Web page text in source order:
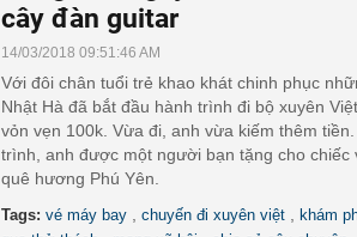
cây đàn guitar
14/03/2018 09:51:46 AM
Với đôi chân tuổi trẻ khao khát chinh phục
Nhật Hà đã bắt đầu hành trình đi bộ xuyên
vỏn vẹn 100k. Vừa đi, anh vừa kiếm thêm
trình, anh được một người bạn tặng cho chiếc
quê hương Phú Yên.
Tags: vé máy bay chuyến đi xuyên việt khám